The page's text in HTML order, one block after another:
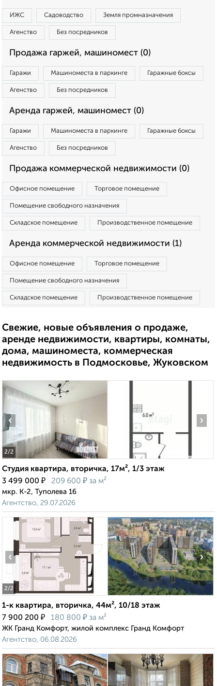
ИЖС Садоводство Земля промназначения
Агенство Без посредников
Продажа гаржей, машиномест (0)
Гаражи Машиноместа в паркинге Гаражные боксы
Агенство Без посредников
Аренда гаржей, машиномест (0)
Гаражи Машиноместа в паркинге Гаражные боксы
Агенство Без посредников
Продажа коммерческой недвижимости (0)
Офисное помещение Торговое помещение
Помещение свободного назначения
Складское помещение Производственное помещение
Аренда коммерческой недвижимости (1)
Офисное помещение Торговое помещение
Помещение свободного назначения
Складское помещение Производственное помещение
Свежие, новые объявления о продаже,
аренде недвижимости, квартиры, комнаты,
дома, машиноместа, коммерческая
недвижимость в Подмосковье, Жуковском
2/2
‹ ›
Студия квартира, вторичка, 17м², 1/3 этаж
3 499 000 ₽ 209 600 ₽ за м²
мкр. К-2, Туполева 16
Агентство, 29.07.2026
2/2
‹ ›
1-к квартира, вторичка, 44м², 10/18 этаж
7 900 200 ₽ 180 800 ₽ за м²
ЖК Гранд Комфорт, жилой комплекс Гранд Комфорт
Агентство, 06.08.2026